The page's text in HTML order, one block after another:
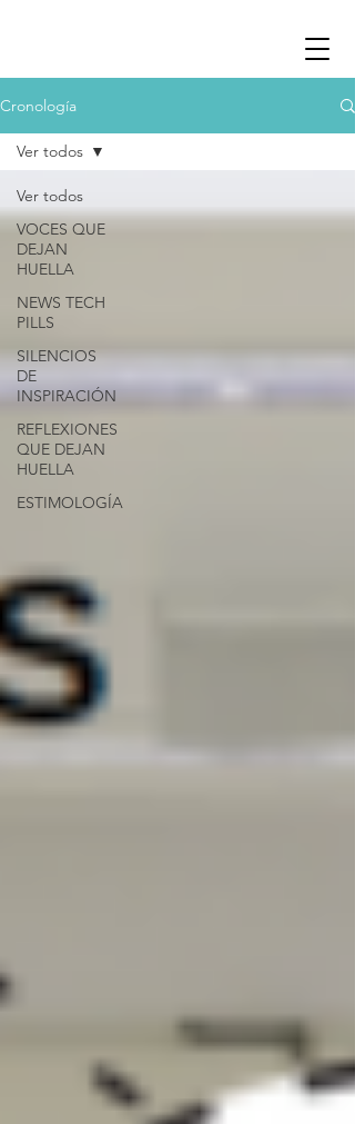
Cronología
Ver todos
VOCES QUE
DEJAN
HUELLA
NEWS TECH
PILLS
SILENCIOS
DE
INSPIRACIÓN
REFLEXIONES
QUE DEJAN
HUELLA
ESTIMOLOGÍA
Ver todos